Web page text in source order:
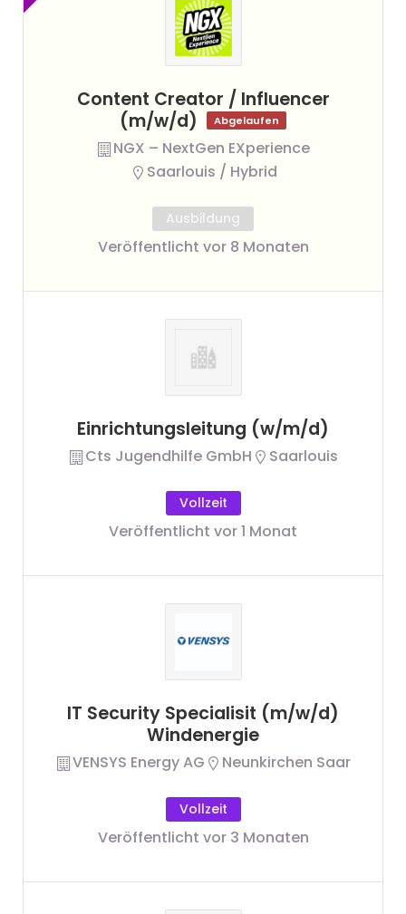
Content Creator / Influencer
(m/w/d)
Abgelaufen
NGX – NextGen EXperience
Saarlouis / Hybrid
Ausbildung
Veröffentlicht vor 8 Monaten
Einrichtungsleitung (w/m/d)
Cts Jugendhilfe GmbH Saarlouis
Vollzeit
Veröffentlicht vor 1 Monat
IT Security Specialisit (m/w/d)
Windenergie
VENSYS Energy AG Neunkirchen Saar
Vollzeit
Veröffentlicht vor 3 Monaten